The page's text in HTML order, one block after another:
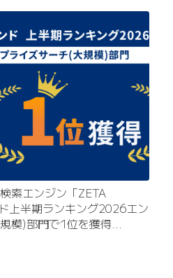
索エンジン「ZETA
上半期ランキング2026エン
模)部門で1位を獲得
、大規模企業からのお問